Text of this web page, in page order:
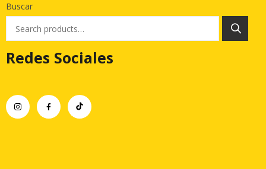
Buscar
Redes Sociales